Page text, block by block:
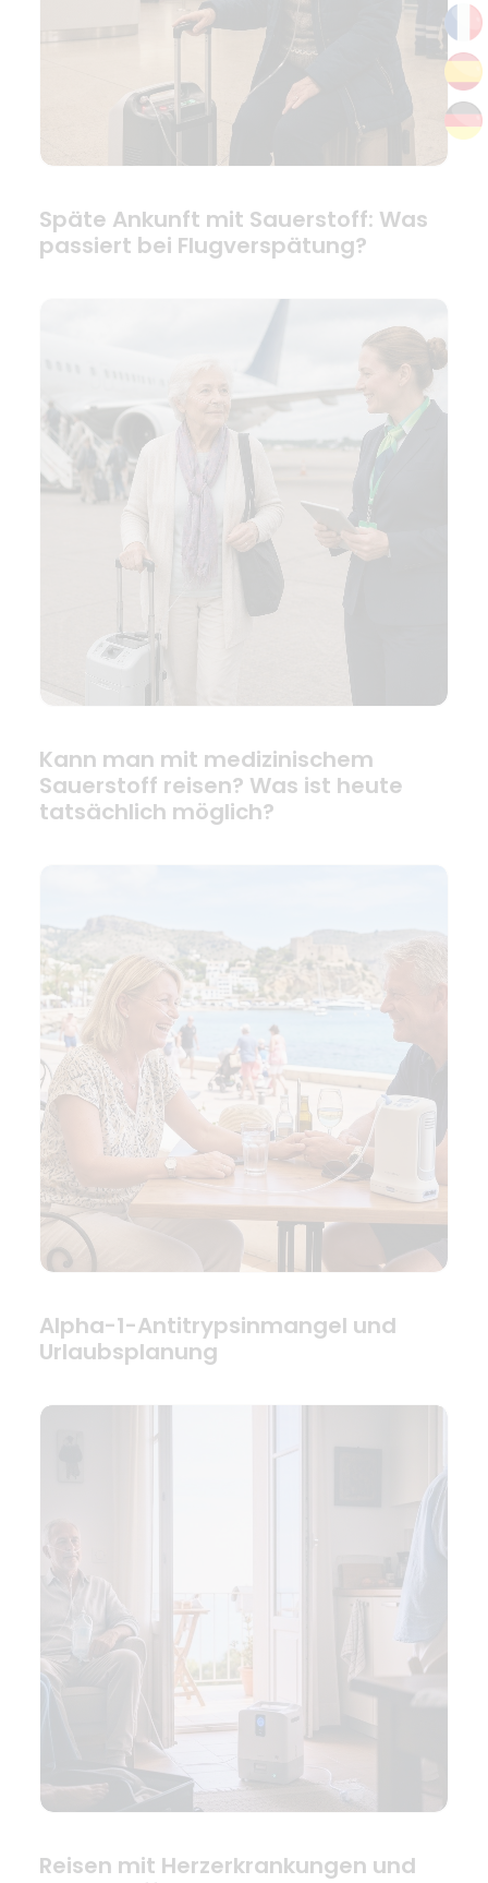
Späte Ankunft mit Sauerstoff: Was
passiert bei Flugverspätung?
Kann man mit medizinischem
Sauerstoff reisen? Was ist heute
tatsächlich möglich?
Alpha-1-Antitrypsinmangel und
Urlaubsplanung
Reisen mit Herzerkrankungen und